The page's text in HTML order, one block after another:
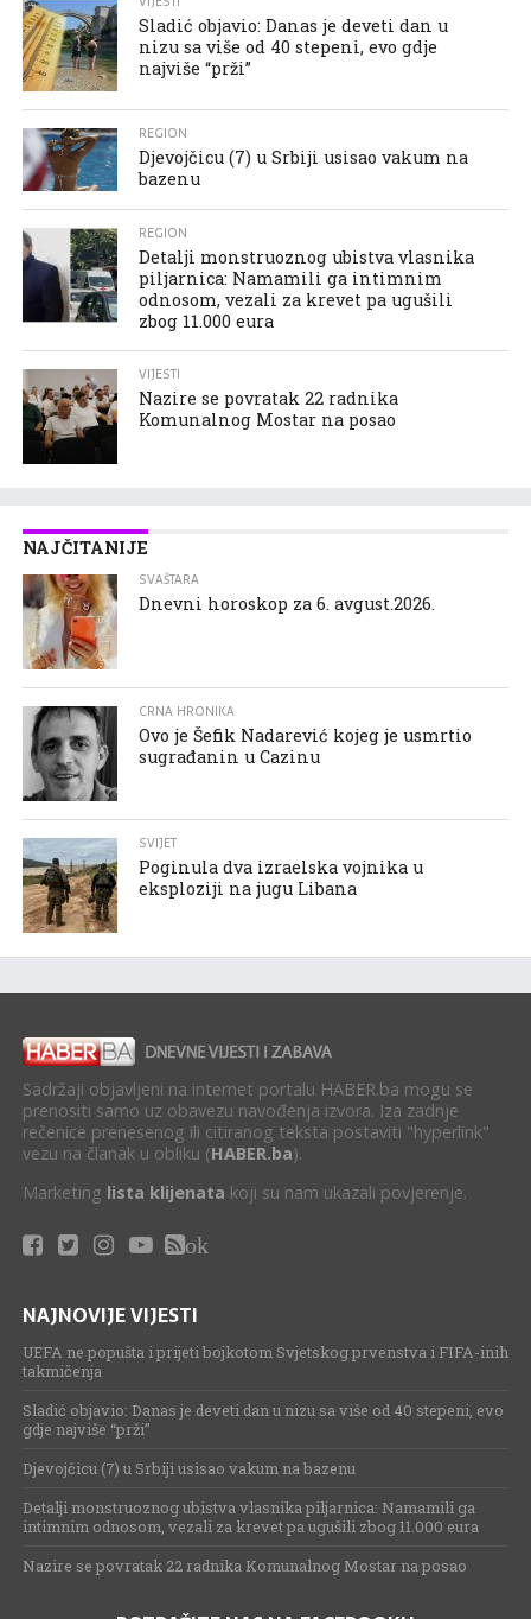
Sladić objavio: Danas je deveti dan u
nizu sa više od 40 stepeni, evo gdje
najviše “prži”
REGION
Djevojčicu (7) u Srbiji usisao vakum na
bazenu
REGION
Detalji monstruoznog ubistva vlasnika
piljarnica: Namamili ga intimnim
odnosom, vezali za krevet pa ugušili
zbog 11.000 eura
VIJESTI
Nazire se povratak 22 radnika
Komunalnog Mostar na posao
NAJČITANIJE
SVAŠTARA
Dnevni horoskop za 6. avgust.2026.
CRNA HRONIKA
Ovo je Šefik Nadarević kojeg je usmrtio
sugrađanin u Cazinu
SVIJET
Poginula dva izraelska vojnika u
eksploziji na jugu Libana
Sadržaji objavljeni na internet portalu HABER.ba mogu se
prenositi samo uz obavezu navođenja izvora. Iza zadnje
rečenice prenesenog ili citiranog teksta postaviti "hyperlink"
vezu na članak u obliku (HABER.ba).
Marketing lista klijenata koji su nam ukazali povjerenje.
ok
NAJNOVIJE VIJESTI
UEFA ne popušta i prijeti bojkotom Svjetskog prvenstva i FIFA-inih
takmičenja
Sladić objavio: Danas je deveti dan u nizu sa više od 40 stepeni, evo
gdje najviše “prži”
Djevojčicu (7) u Srbiji usisao vakum na bazenu
Detalji monstruoznog ubistva vlasnika piljarnica: Namamili ga
intimnim odnosom, vezali za krevet pa ugušili zbog 11.000 eura
Nazire se povratak 22 radnika Komunalnog Mostar na posao